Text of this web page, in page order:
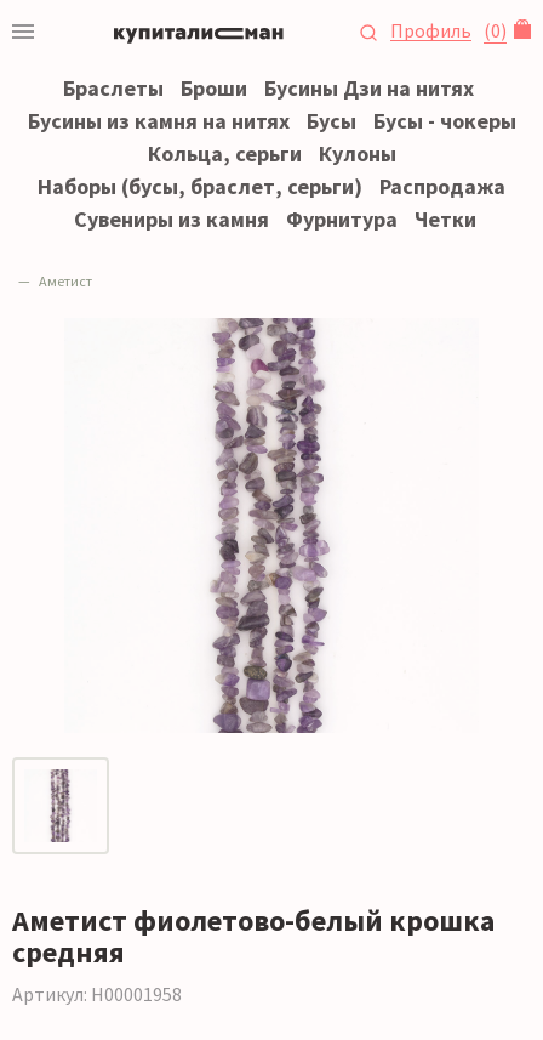
Профиль (0)
Браслеты Броши
Бусины Дзи на нитях
Бусины из камня на нитях
Бусы
Бусы - чокеры
Кольца, серьги
Кулоны
Наборы (бусы, браслет, серьги)
Распродажа
Сувениры из камня
Фурнитура Четки
Аметист
Аметист фиолетово-белый крошка
средняя
Артикул: Н00001958